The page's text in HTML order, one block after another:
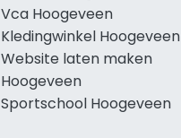
Vca Hoogeveen
Kledingwinkel Hoogeveen
Website laten maken
Hoogeveen
Sportschool Hoogeveen